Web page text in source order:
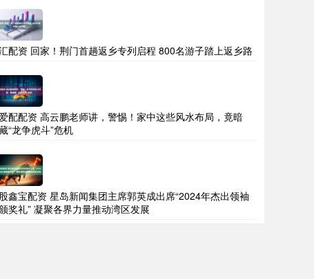
配资 回家！荆门首趟返乡专列启程 800名游子踏上返乡路
配配资 高云鹏老师讲，警惕！家中这些风水布局，竟暗
“龙争虎斗”危机
股鑫宝配资 星岛新闻集团主席郭英成出席“2024年杰出领袖
奖礼” 凝聚各界力量推动湾区发展